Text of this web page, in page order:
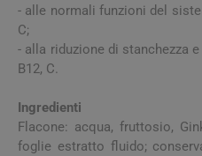
- alle normali funzioni del
C;
- alla riduzione di stanchezza
B12, C.
Ingredienti
Flacone: acqua, fruttosio,
foglie estratto fluido;